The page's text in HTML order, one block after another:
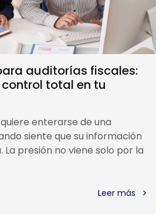
auditorías fiscales:
total en tu
enterarse de una
siente que su información
presión no viene solo por la
Leer más